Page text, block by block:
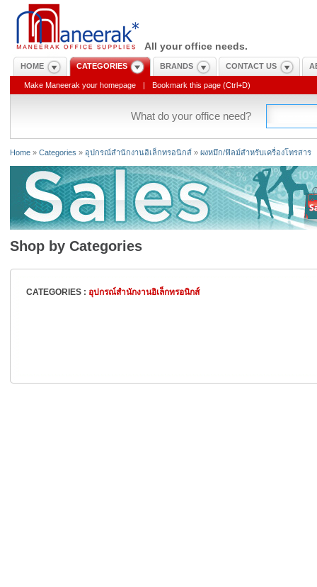
All your office needs.
HOME CATEGORIES BRANDS CONTACT US
Make Maneerak your homepage | Bookmark this page (Ctrl+D)
What do your office need?
Home » Categories » อุปกรณ์สำนักงานอิเล็กทรอนิกส์ » ผงหมึก/ฟิลม์สำหรับเครื่องโทรสาร
Shop by Categories
CATEGORIES : อุปกรณ์สำนักงานอิเล็กทรอนิกส์